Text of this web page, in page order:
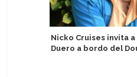
Nicko Cruises invita
Duero a bordo del